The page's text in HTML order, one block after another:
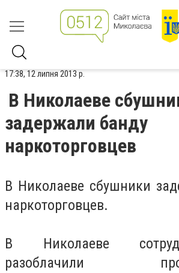
17:38, 12 липня 2013 р.
В Николаеве
задержали банду
наркоторговцев
В Николаеве сбушники
наркоторговцев.
В Николаеве
разоблачили